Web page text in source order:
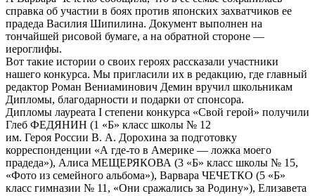
справка об участии в боях против японских захватчиков ее
прадеда Василия Шипилина. Документ выполнен на
тончайшей рисовой бумаге, а на обратной стороне —
иероглифы.
Вот такие истории о своих героях рассказали участники
нашего конкурса. Мы пригласили их в редакцию, где главный
редактор Роман Вениаминович Демин вручил школьникам
Дипломы, благодарности и подарки от спонсора.
Дипломы лауреата I степени конкурса «Свой герой» получили
Глеб ФЕДЯНИН (1 «Б» класс школы № 12
им. Героя России В. А. Дорохина за подготовку
корреспонденции «А где-то в Америке — ложка моего
прадеда»), Алиса МЕЩЕРЯКОВА (3 «Б» класс школы № 15,
«Фото из семейного альбома»), Варвара ЧЕЧЕТКО (5 «Б»
класс гимназии № 11, «Они сражались за Родину»), Елизавета